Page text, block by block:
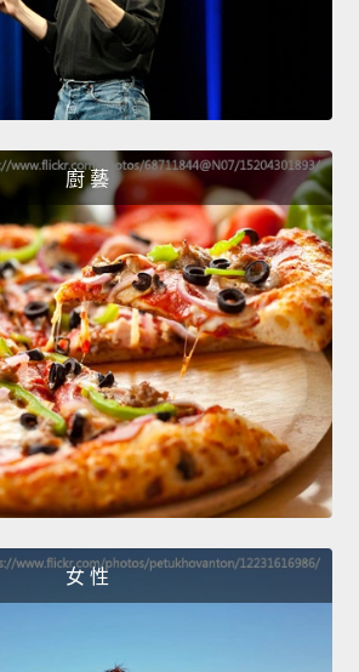
廚 藝
女 性